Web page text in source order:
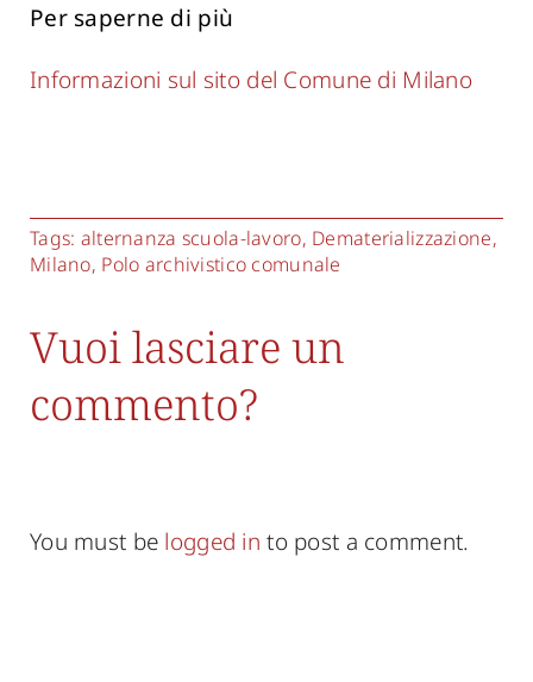
Per saperne di più
Informazioni sul sito del Comune di Milano
Tags: alternanza scuola-lavoro, Dematerializzazione,
Milano, Polo archivistico comunale
Vuoi lasciare un
commento?
You must be logged in to post a comment.